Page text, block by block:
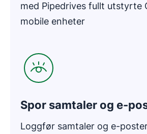
med Pipedrives fullt utstyrte
mobile enheter
Spor samtaler og e-
Loggfør samtaler og e-